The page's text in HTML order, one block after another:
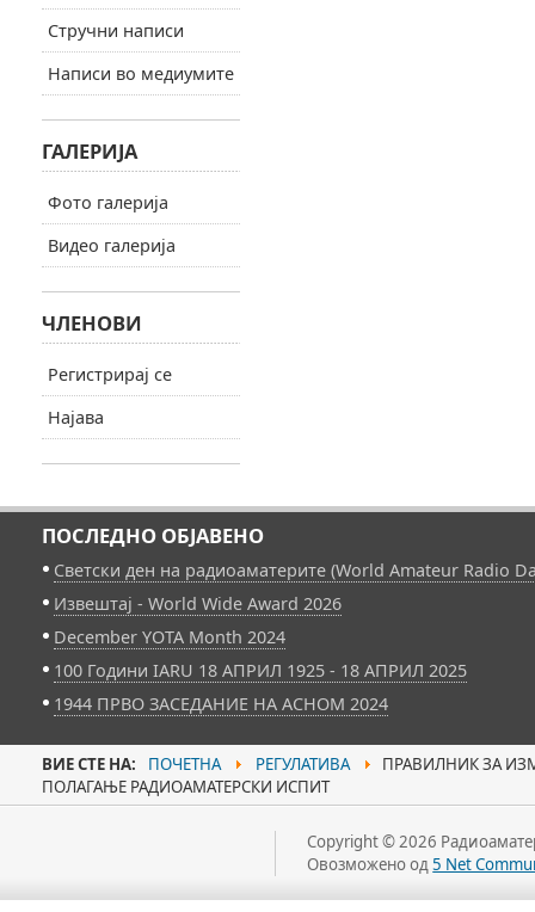
Стручни написи
Написи во медиумите
ГАЛЕРИЈА
Фото галерија
Видео галерија
ЧЛЕНОВИ
Регистрирај се
Најава
ПОСЛЕДНО ОБЈАВЕНО
Светски ден на радиоаматерите (World Amateur Radio
Извештај - World Wide Award 2026
December YOTA Month 2024
100 Години IARU 18 АПРИЛ 1925 - 18 АПРИЛ 2025
1944 ПРВО ЗАСЕДАНИЕ НА АСНОМ 2024
ВИЕ СТЕ НА: ПОЧЕТНА РЕГУЛАТИВА
ПРАВИЛНИК ЗА
ПОЛАГАЊЕ РАДИОАМАТЕРСКИ ИСПИТ
Copyright © 2026
Овозможено од5 Net